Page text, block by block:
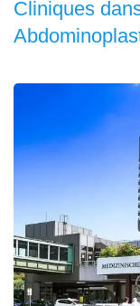
Cliniques